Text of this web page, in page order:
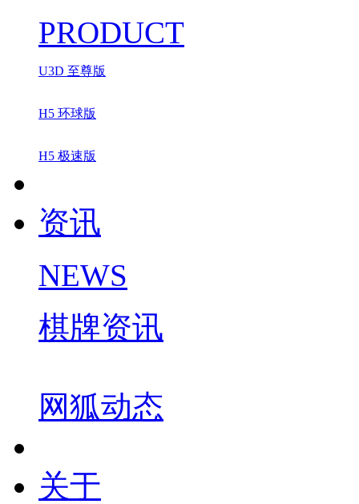
PRODUCT
U3D 至尊版
H5 环球版
H5 极速版
资讯
NEWS
棋牌资讯
网狐动态
关于